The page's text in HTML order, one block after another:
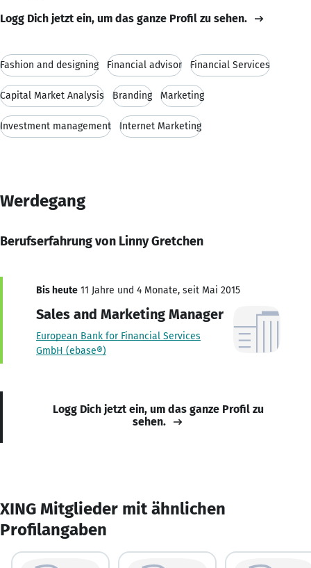
Logg Dich jetzt ein, um das ganze Profil zu sehen.
Fashion and designing Financial advisor Financial Services
Capital Market Analysis Branding Marketing
Investment management Internet Marketing
Werdegang
Berufserfahrung von Linny Gretchen
Bis heute 11 Jahre und 4 Monate, seit Mai 2015
Sales and Marketing Manager
European Bank for Financial Services
GmbH (ebase®)
Logg Dich jetzt ein, um das ganze Profil zu
sehen.
XING Mitglieder mit ähnlichen
Profilangaben